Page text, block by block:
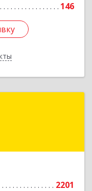
146
2201
Новосибирск г,